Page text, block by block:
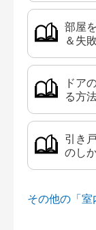
部屋
＆失
ドア
る方
引き
のし
その他の「